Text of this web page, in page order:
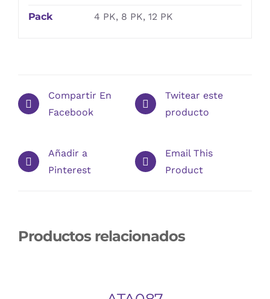
Pack 4 PK, 8 PK, 12 PK
Compartir En
Facebook
Twitear este
producto
Añadir a
Pinterest
Email This
Product
Productos relacionados
AÑADIR